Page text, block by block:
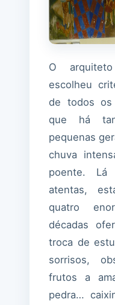
O
escolheu
de todos os
que há
pequenas
chuva
poente. Lá
atentas,
quatro
décadas
troca de
sorrisos,
frutos a
pedra…